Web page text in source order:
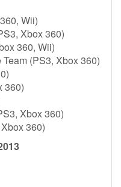
Wii)
Xbox 360)
360, Wii)
(PS3, Xbox 360)
360)
Xbox 360)
360)